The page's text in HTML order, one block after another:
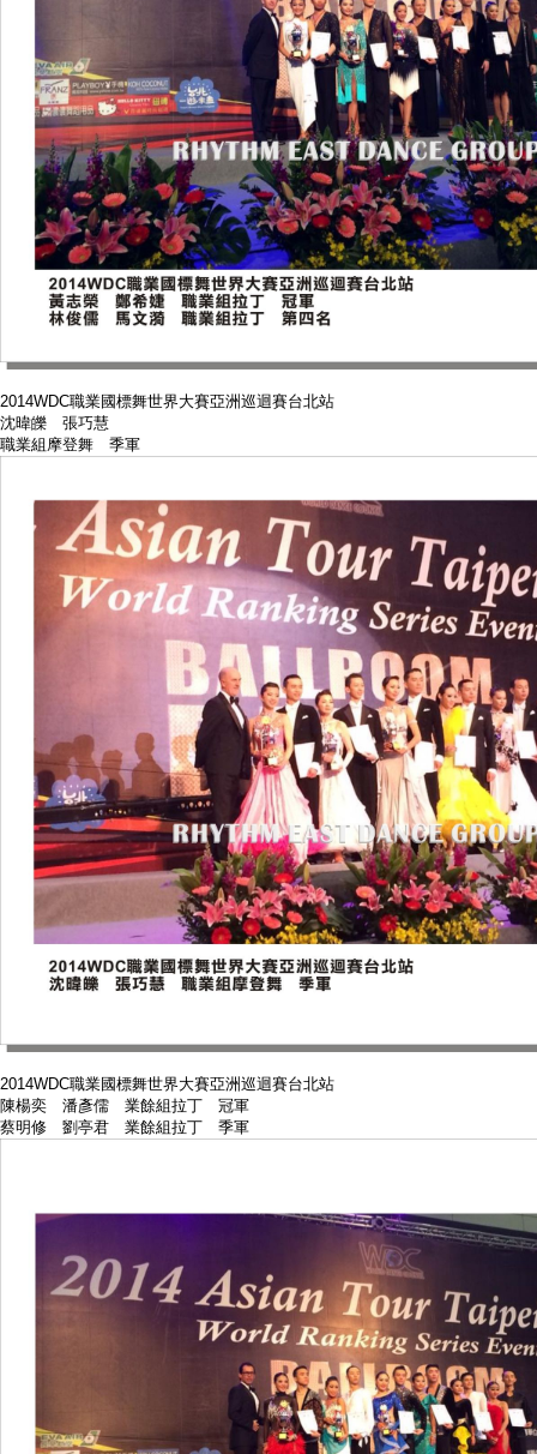
2014WDC職業國標舞世界大賽亞洲巡迴賽台北站
沈暐皪 張巧慧
職業組摩登舞 季軍
2014WDC職業國標舞世界大賽亞洲巡迴賽台北站
陳楊奕 潘彥儒 業餘組拉丁 冠軍
蔡明修 劉亭君 業餘組拉丁 季軍